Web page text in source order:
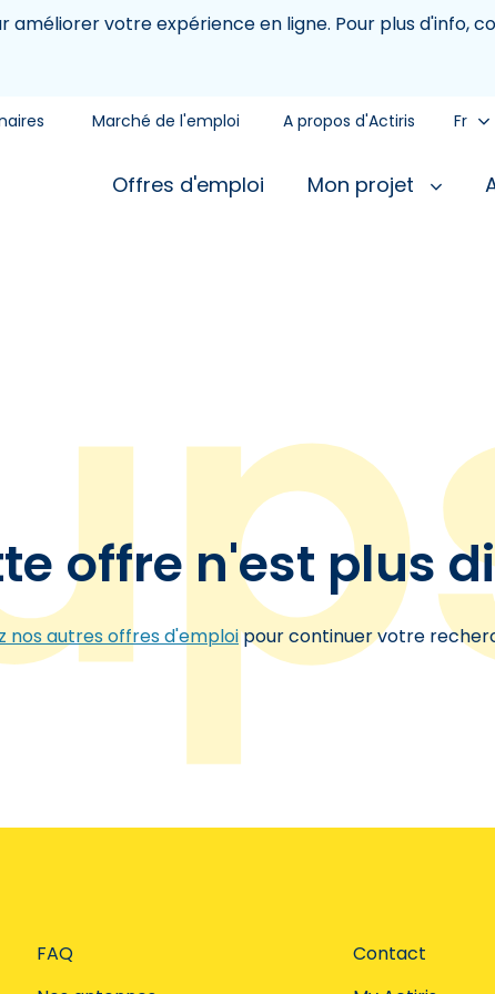
améliorer votre expérience en ligne. Pour plus d'info,
Marché de l'emploi A propos d'Actiris Fr
Offres d'emploi Mon projet
offre n'est plus
nos autres offres d'emploipour continuer votre
FAQ
Contact